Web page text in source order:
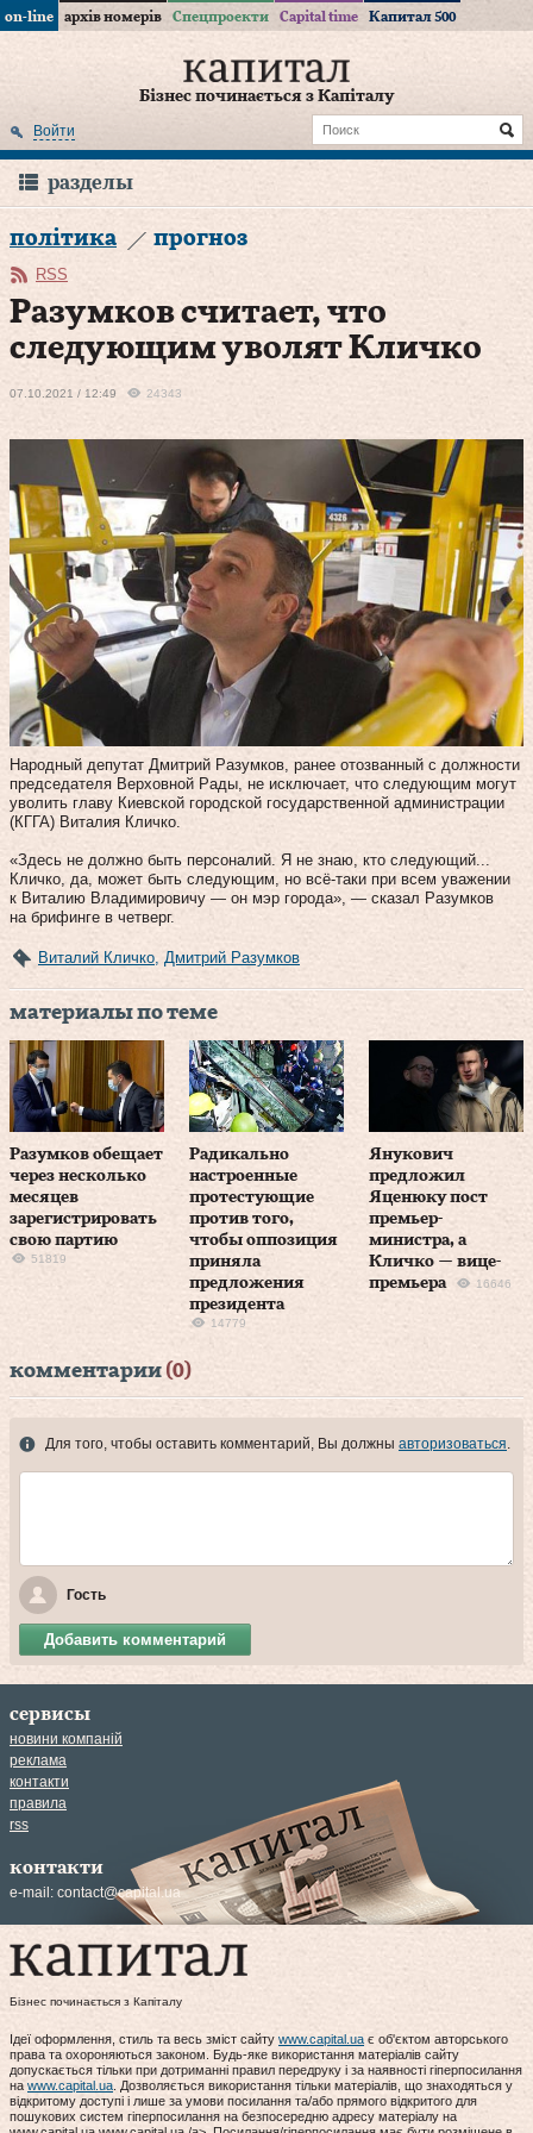
on-line архів номерів Спецпроекти Capital time Капитал 500
Бізнес починається з Капіталу
Войти
разделы
політика прогноз
RSS
Разумков считает, что
следующим уволят Кличко
07.10.2021 / 12:49 24343
Народный депутат Дмитрий Разумков, ранее отозванный с должности
председателя Верховной Рады, не исключает, что следующим могут
уволить главу Киевской городской государственной администрации
(КГГА) Виталия Кличко.
«Здесь не должно быть персоналий. Я не знаю, кто следующий...
Кличко, да, может быть следующим, но всё-таки при всем уважении
к Виталию Владимировичу — он мэр города», — сказал Разумков
на брифинге в четверг.
Виталий Кличко Дмитрий Разумков
материалы по теме
Разумков обещает
через несколько
месяцев
зарегистрировать
свою партию
51819
Радикально
настроенные
протестующие
против того,
чтобы оппозиция
приняла
предложения
президента
14779
Янукович
предложил
Яценюку пост
премьер-
министра, а
Кличко — вице-
премьера
16646
комментарии (0)
Для того, чтобы оставить комментарий, Вы должны авторизоваться.
Гость
Добавить комментарий
сервисы
новини компаній
реклама
контакти
правила
rss
контакти
e-mail: contact@capital.ua
Бізнес починається з Капіталу
Ідеї оформлення, стиль та весь зміст сайту www.capital.uaє об'єктом авторського
права та охороняються законом. Будь-яке використання матеріалів сайту
допускається тільки при дотриманні правил передруку і за наявності гіперпосилання
на www.capital.ua. Дозволяється використання тільки матеріалів, що знаходяться у
відкритому доступі і лише за умови посилання та/або прямого відкритого для
пошукових систем гіперпосилання на безпосередню адресу матеріалу на